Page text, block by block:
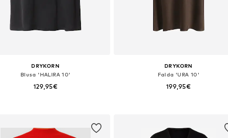
DRYKORN
Blusa 'HALIRA 10'
129,95€
DRYKORN
Falda 'URA 10'
199,95€